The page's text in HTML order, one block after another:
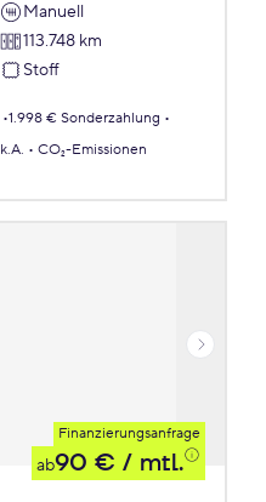
Manuell
113.748 km
Stoff
1.998 € Sonderzahlung
k.A.
CO₂-Emissionen
Finanzierungsanfrage
ab90 € / mtl.